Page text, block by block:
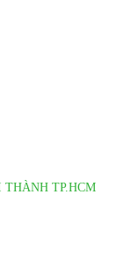
TP.HCM